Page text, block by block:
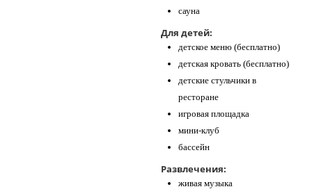
сауна
Для детей:
детское меню (бесплатно)
детская кровать (бесплатно)
детские стульчики в
ресторане
игровая площадка
мини-клуб
бассейн
Развлечения:
живая музыка